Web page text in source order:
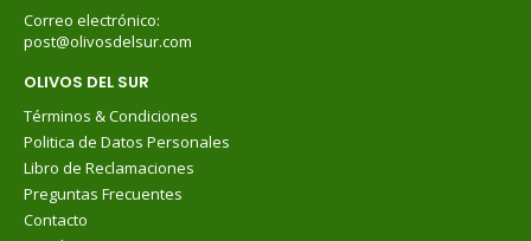
Correo electrónico:
post@olivosdelsur.com
OLIVOS DEL SUR
Términos & Condiciones
Politica de Datos Personales
Libro de Reclamaciones
Preguntas Frecuentes
Contacto